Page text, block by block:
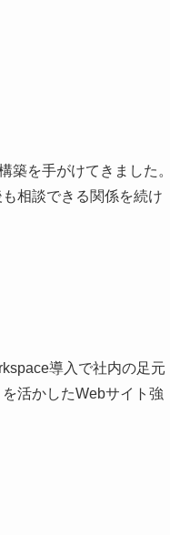
築を手がけてきました
相談できる関係を続け
導入で社内の足元
活かしたWebサイト強